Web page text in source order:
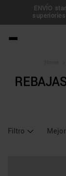
de descuento:
Filtro